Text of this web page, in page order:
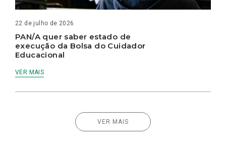
22 de julho de 2026
PAN/A quer saber estado de
execução da Bolsa do Cuidador
Educacional
VER MAIS
VER MAIS